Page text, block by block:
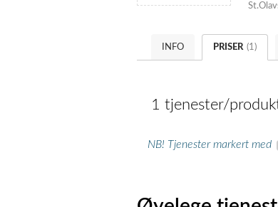
INFO PRISER (1)
1 tjenester/
NB! Tjenester markert med